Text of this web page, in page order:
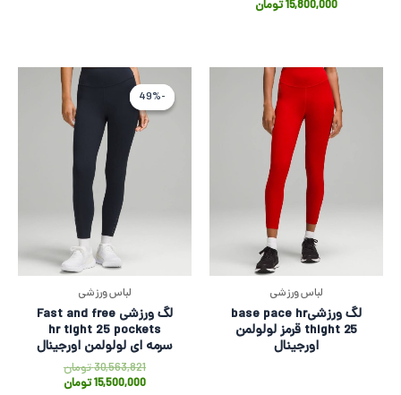
15,800,000تومان
لباس ورزشی
لگ ورزشیbase pace hr
thight 25 قرمز لولولمن
اورجینال
-49%-49%
لباس ورزشی
لگ ورزشی Fast and free
hr tight 25 pockets
سرمه ای لولولمن اورجینال
30,563,821تومان
قیمت
اصلی
بود.
15,500,000تومان
قیمت
فعلی
است.